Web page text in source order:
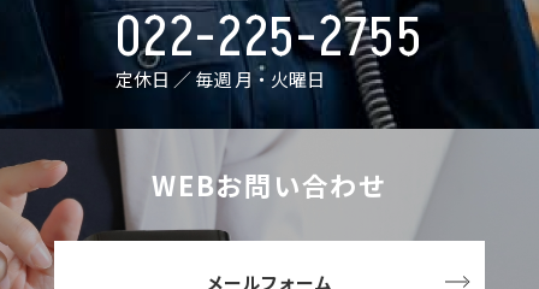
022-225-2755
定休日 ／ 毎週 月・火曜日
WEBお問い合わせ
メールフォーム